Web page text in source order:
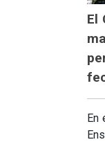
El
En